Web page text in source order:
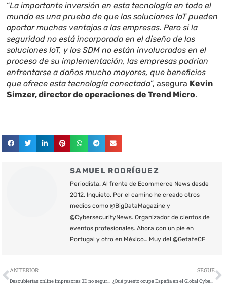
“La importante inversión en esta tecnología en todo el
mundo es una prueba de que las soluciones IoT pueden
aportar muchas ventajas a las empresas. Pero si la
seguridad no está incorporada en el diseño de las
soluciones IoT, y los SDM no están involucrados en el
proceso de su implementación, las empresas podrían
enfrentarse a daños mucho mayores, que beneficios
que ofrece esta tecnología conectada”, asegura Kevin
Simzer, director de operaciones de Trend Micro.
SAMUEL RODRÍGUEZ
Periodista. Al frente de Ecommerce News desde
2012. Inquieto. Por el camino he creado otros
medios como @BigDataMagazine y
@CybersecurityNews. Organizador de cientos de
eventos profesionales. Ahora con un pie en
Portugal y otro en México… Muy del @GetafeCF
Ant
ANTERIOR
Descubiertas online impresoras 3D no seguras
SEGUE
¿Qué puesto ocupa España en el Global Cybersecurity Index 2017?